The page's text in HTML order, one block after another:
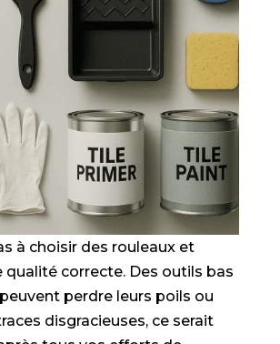
à choisir des rouleaux et
qualité correcte. Des outils bas
perdre leurs poils ou
disgracieuses, ce serait